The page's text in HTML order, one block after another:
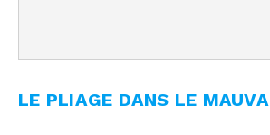
LE PLIAGE DANS LE